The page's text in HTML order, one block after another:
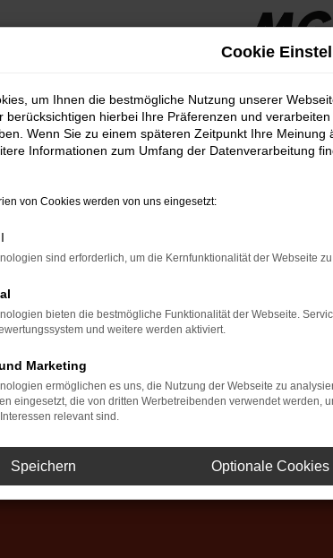
Cookie
um Ihnen die bestmögliche Nutzung unserer
berücksichtigen hierbei Ihre Präferenzen und
Wenn Sie zu einem späteren Zeitpunkt Ihre
Informationen zum Umfang der Datenverarbeitung
von Cookies werden von uns eingesetzt:
sind erforderlich, um die Kernfunktionalität der Webseite
bieten die bestmögliche Funktionalität der Webseite.
und weitere werden aktiviert.
Marketing
ermöglichen es uns, die Nutzung der Webseite zu
eingesetzt, die von dritten Werbetreibenden verwendet werden,
relevant sind.
Speichern Optionale Cookies